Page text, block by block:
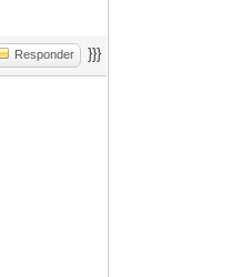
Responder }}}